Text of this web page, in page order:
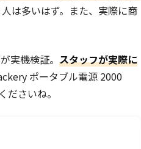
は多いはず。また、実際に商
実機検証。 スタッフが実際に
ポータブル電源 2000
さいね。